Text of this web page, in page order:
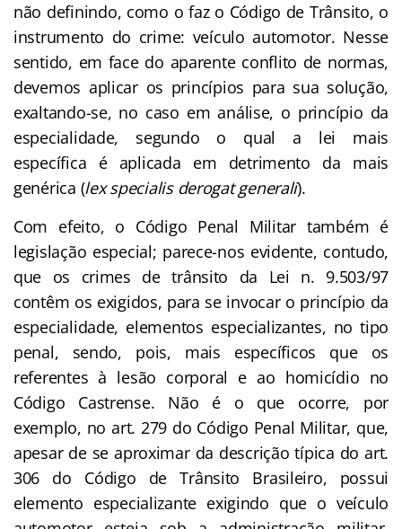
não definindo, como o faz o Código de Trânsito, o
instrumento do crime: veículo automotor. Nesse
sentido, em face do aparente conflito de normas,
devemos aplicar os princípios para sua solução,
exaltando-se, no caso em análise, o princípio da
especialidade, segundo o qual a lei mais
específica é aplicada em detrimento da mais
genérica (lex specialis derogat generali).
Com efeito, o Código Penal Militar também é
legislação especial; parece-nos evidente, contudo,
que os crimes de trânsito da Lei n. 9.503/97
contêm os exigidos, para se invocar o princípio da
especialidade, elementos especializantes, no tipo
penal, sendo, pois, mais específicos que os
referentes à lesão corporal e ao homicídio no
Código Castrense. Não é o que ocorre, por
exemplo, no art. 279 do Código Penal Militar, que,
apesar de se aproximar da descrição típica do art.
306 do Código de Trânsito Brasileiro, possui
elemento especializante exigindo que o veículo